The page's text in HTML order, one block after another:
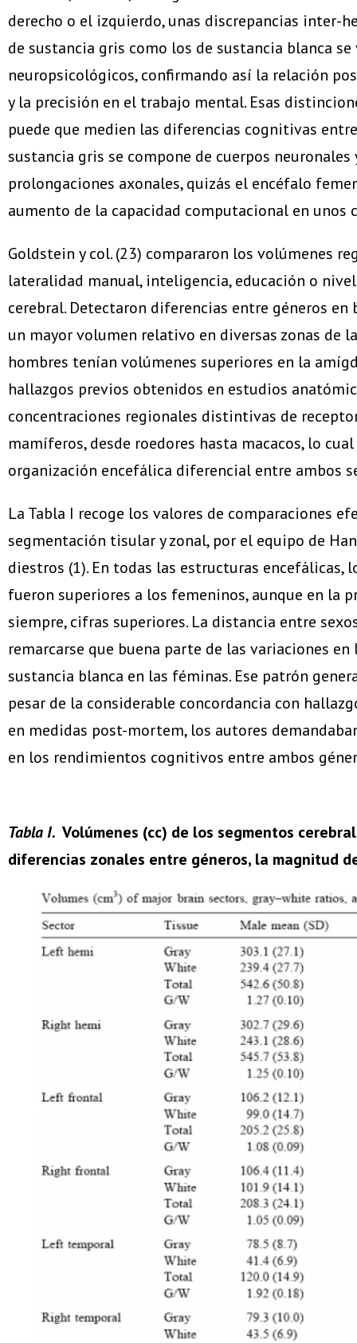
derecho o el izquierdo, unas discrepancias inter-
de sustancia gris como los de sustancia blanca
neuropsicológicos, confirmando así la relación
y la precisión en el trabajo mental. Esas
puede que medien las diferencias cognitivas
sustancia gris se compone de cuerpos
prolongaciones axonales, quizás el encéfalo
aumento de la capacidad computacional en
Goldstein y col. (23) compararon los volúmenes
lateralidad manual, inteligencia, educación o
cerebral. Detectaron diferencias entre géneros
un mayor volumen relativo en diversas zonas de
hombres tenían volúmenes superiores en la
hallazgos previos obtenidos en estudios
concentraciones regionales distintivas de
mamíferos, desde roedores hasta macacos, lo
organización encefálica diferencial entre ambos
La Tabla I recoge los valores de comparaciones
segmentación tisular y zonal, por el equipo de
diestros (1). En todas las estructuras
fueron superiores a los femeninos, aunque en la
siempre, cifras superiores. La distancia entre
remarcarse que buena parte de las variaciones
sustancia blanca en las féminas. Ese patrón
pesar de la considerable concordancia con
en medidas post-mortem, los autores
en los rendimientos cognitivos entre ambos
Tabla I. Volúmenes (cc) de los segmentos
diferencias zonales entre géneros, la magnitud